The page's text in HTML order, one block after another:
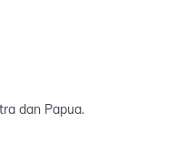
dan Papua.